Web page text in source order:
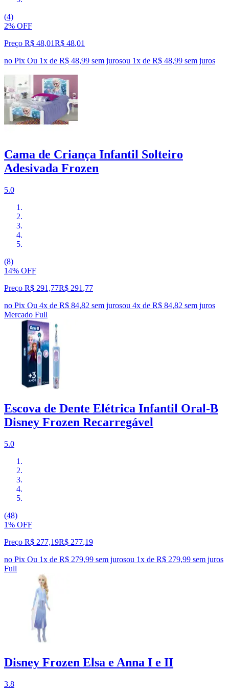
(4)
2% OFF
Preço R$ 48,01R$ 48,01
no Pix Ou 1x de R$ 48,99 sem jurosou 1x de R$ 48,99 sem juros
Cama de Criança Infantil Solteiro
Adesivada Frozen
5.0
(8)
14% OFF
Preço R$ 291,77R$ 291 ,77
no Pix Ou 4x de R$ 84,82 sem jurosou 4x de R$ 84,82 sem juros
Mercado Full
Escova de Dente Elétrica Infantil Oral-B
Disney Frozen Recarregável
5.0
(48)
1% OFF
Preço R$ 277,19R$ 277,19
no Pix Ou 1x de R$ 279,99 sem jurosou 1x de R$ 279,99 sem juros
Full
Disney Frozen Elsa e Anna I e II
3.8